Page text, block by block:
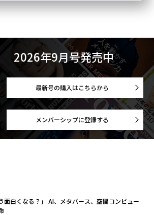
2026年9月号発売中
最新号の購入はこちらから
メンバーシップに登録する
面白くなる？」 AI、メタバース、空間コンピュー